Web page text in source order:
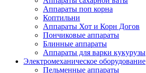
Аппараты поп корна
Коптильни
Аппараты Хот и Корн Догов
Пончиковые аппараты
Блинные аппараты
Аппараты для варки кукурузы
Электромеханическое оборудование
Пельменные аппараты